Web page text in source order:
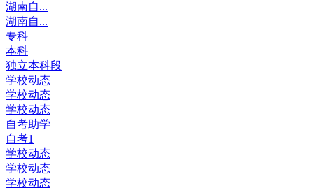
湖南自...
湖南自...
专科
本科
独立本科段
学校动态
学校动态
学校动态
自考助学
自考1
学校动态
学校动态
学校动态